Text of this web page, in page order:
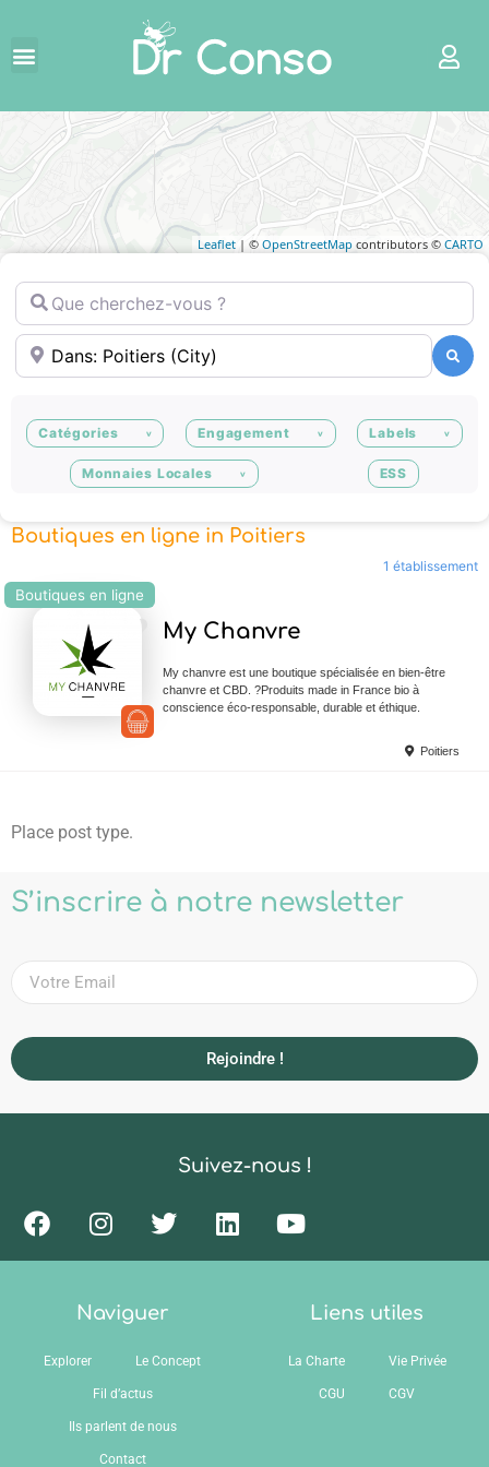
Leaflet | © OpenStreetMap contributors © CARTO
Que cherchez-vous ?
Où ?
Catégories Engagement Labels
Monnaies Locales ESS
Boutiques en ligne in Poitiers
1 établissement
Boutiques en ligne
My Chanvre
My chanvre est une boutique spécialisée en bien-être
chanvre et CBD. ?Produits made in France bio à
conscience éco-responsable, durable et éthique.
Poitiers
Place post type.
S’inscrire à notre newsletter
Rejoindre !
Suivez-nous !
Naviguer
Explorer Le Concept
Fil d’actus
Ils parlent de nous
Contact
Liens utiles
La Charte Vie Privée
CGU CGV